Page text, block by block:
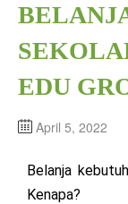
Produk
Artikel
Lowongan Kerja
EDU
April 5, 2022
Belanja
Kenapa?